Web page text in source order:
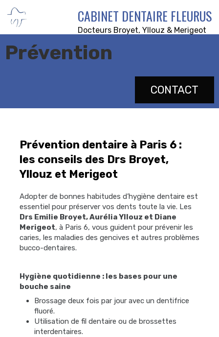
CABINET DENTAIRE FLEURUS
Docteurs Broyet, Yllouz & Merigeot
Prévention
CONTACT
Prévention dentaire à Paris 6 :
les conseils des Drs Broyet,
Yllouz et Merigeot
Adopter de bonnes habitudes d’hygiène dentaire est
essentiel pour préserver vos dents toute la vie. Les
Drs Emilie Broyet, Aurélia Yllouz et Diane
Merigeot, à Paris 6, vous guident pour prévenir les
caries, les maladies des gencives et autres problèmes
bucco-dentaires.
Hygiène quotidienne : les bases pour une
bouche saine
Brossage deux fois par jour avec un dentifrice
fluoré.
Utilisation de fil dentaire ou de brossettes
interdentaires.